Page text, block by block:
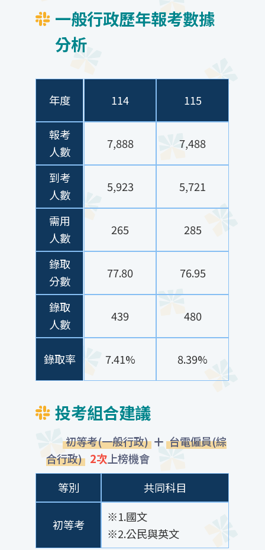
一般行政歷年報考數據
分析
年度
報考
人數
到考
人數
需用
人數
錄取
分數
錄取
人數
錄取率
114 115
7,888 7,488
5,923 5,721
265 285
77.80 76.95
439 480
7.41% 8.39%
投考組合建議
初等考(一般行政)
台電僱員(綜
合行政) 2次上榜機會
等別
共同科目
初等考
※1.國文
※2.公民與英文